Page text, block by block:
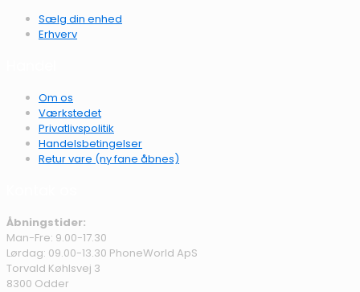
Sælg din enhed
Erhverv
Om os
Værkstedet
Privatlivspolitik
Handelsbetingelser
Retur vare (ny fane åbnes)
Åbningstider:
Man-Fre: 9.00-17.30
Lørdag: 09.00-13.30 PhoneWorld ApS
Torvald Køhlsvej 3
8300 Odder